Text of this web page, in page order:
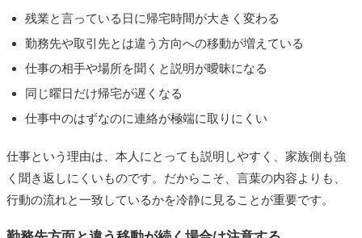
残業と言っている日に帰宅時間が大きく変わる
勤務先や取引先とは違う方向への移動が増えている
仕事の相手や場所を聞くと説明が曖昧になる
同じ曜日だけ帰宅が遅くなる
仕事中のはずなのに連絡が極端に取りにくい
仕事という理由は、本人にとっても説明しやすく、家族側も強
く聞き返しにくいものです。だからこそ、言葉の内容よりも、
行動の流れと一致しているかを冷静に見ることが重要です。